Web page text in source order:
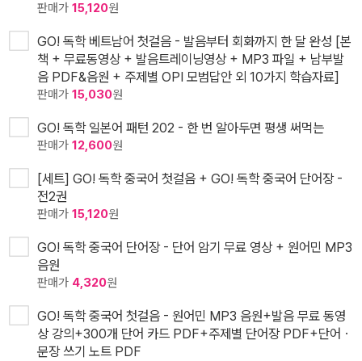
판매가 15,120원
GO! 독학 베트남어 첫걸음 - 발음부터 회화까지 한 달 완성 [본
책 + 무료동영상 + 발음트레이닝영상 + MP3 파일 + 남부발
음 PDF&음원 + 주제별 OPI 모범답안 외 10가지 학습자료]
판매가 15,030원
GO! 독학 일본어 패턴 202 - 한 번 알아두면 평생 써먹는
판매가 12,600원
[세트] GO! 독학 중국어 첫걸음 + GO! 독학 중국어 단어장 -
전2권
판매가 15,120원
GO! 독학 중국어 단어장 - 단어 암기 무료 영상 + 원어민 MP3
음원
판매가 4,320원
GO! 독학 중국어 첫걸음 - 원어민 MP3 음원+발음 무료 동영
상 강의+300개 단어 카드 PDF+주제별 단어장 PDF+단어ㆍ
문장 쓰기 노트 PDF